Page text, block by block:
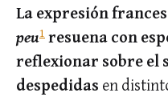
La expresión
peu1 resuena con
reflexionar sobre el
despedidas en